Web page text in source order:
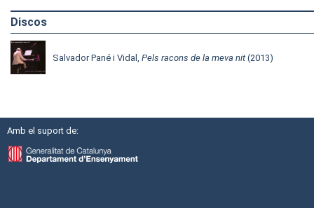
Discos
Salvador Pané i Vidal, Pels racons de la meva nit(2013)
Amb el suport de: